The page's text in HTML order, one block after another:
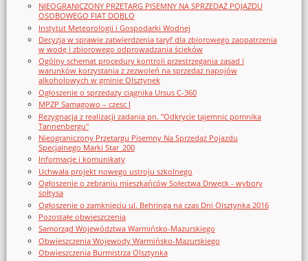
NIEOGRANICZONY PRZETARG PISEMNY NA SPRZEDAŻ POJAZDU
OSOBOWEGO FIAT DOBLO
Instytut Meteorologii i Gospodarki Wodnej
Decyzja w sprawie zatwierdzenia taryf dla zbiorowego zaopatrzenia
w wodę i zbiorowego odprowadzania ścieków
Ogólny schemat procedury kontroli przestrzegania zasad i
warunków korzystania z zezwoleń na sprzedaż napojów
alkoholowych w gminie Olsztynek
Ogłoszenie o sprzedaży ciągnika Ursus C-360
MPZP Samagowo – czesc I
Rezygnacja z realizacji zadania pn. "Odkrycie tajemnic pomnika
Tannenbergu"
Nieograniczony Przetargu Pisemny Na Sprzedaż Pojazdu
Specjalnego Marki Star_200
Informacje i komunikaty
Uchwała projekt nowego ustroju szkolnego
Ogłoszenie o zebraniu mieszkańców Sołectwa Drwęck - wybory
sołtysa
Ogłoszenie o zamknięciu ul. Behringa na czas Dni Olsztynka 2016
Pozostałe obwieszczenia
Samorząd Województwa Warmińsko-Mazurskiego
Obwieszczenia Wojewody Warmińsko-Mazurskiego
Obwieszczenia Burmistrza Olsztynka